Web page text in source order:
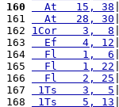
160
  At   15, 38
161
  At   28, 30
162 1Cor    3,  8
163
  Ef    4, 12
164
  Fl    1,  6
165
  Fl    1, 22
166
  Fl    2, 25
167
1Ts    3,  5
168
1Ts    5, 13